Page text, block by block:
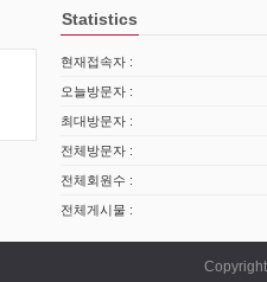
Statistics
현재접속자 :
오늘방문자 :
최대방문자 :
전체방문자 :
전체회원수 :
전체게시물 :